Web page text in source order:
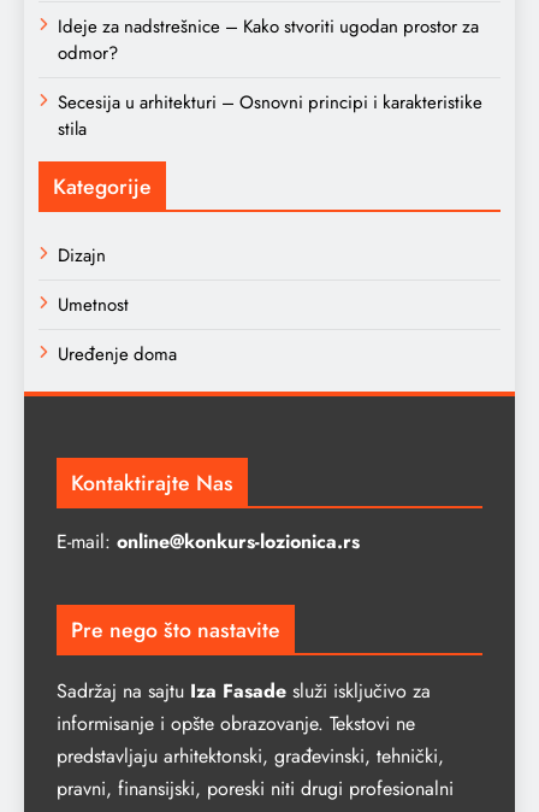
Ideje za nadstrešnice – Kako stvoriti ugodan prostor za
odmor?
Secesija u arhitekturi – Osnovni principi i karakteristike
stila
Kategorije
Dizajn
Umetnost
Uređenje doma
Kontaktirajte Nas
E-mail: online@konkurs-lozionica.rs
Pre nego što nastavite
Sadržaj na sajtu Iza Fasade služi isključivo za
informisanje i opšte obrazovanje. Tekstovi ne
predstavljaju arhitektonski, građevinski, tehnički,
pravni, finansijski, poreski niti drugi profesionalni